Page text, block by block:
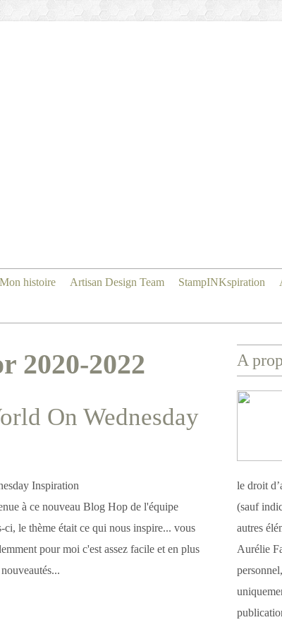
Mon histoire Artisan Design Team StampINKspiration
2020-2022
On Wednesday
à ce nouveau Blog Hop de l'équipe
le thème était ce qui nous inspire... vous
pour moi c'est assez facile et en plus
A
le droit
(sauf
autres
Aurélie